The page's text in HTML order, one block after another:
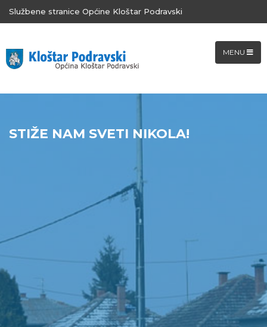
Službene stranice Općine Kloštar Podravski
MENU
STIŽE NAM SVETI NIKOLA!